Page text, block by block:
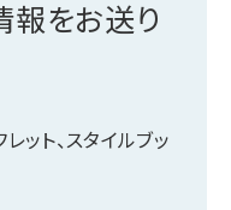
をお送り
ット、スタイルブッ